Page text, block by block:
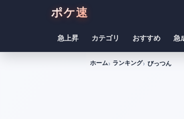
ポケ速
急上昇 カテゴリ おすすめ 急
ホーム ランキング びっつん